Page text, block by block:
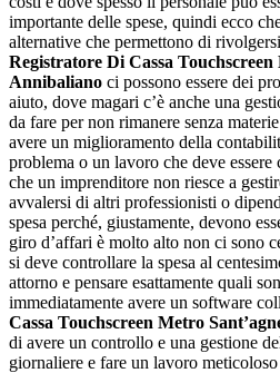
importante delle spese, quindi ecco
alternative che permettono di
Registratore Di Cassa Touchscreen
Annibaliano ci possono essere dei
aiuto, dove magari c’è anche una
da fare per non rimanere senza
avere un miglioramento della
problema o un lavoro che deve essere
che un imprenditore non riesce a
avvalersi di altri professionisti o
spesa perché, giustamente, devono
giro d’affari è molto alto non ci sono
si deve controllare la spesa al
attorno e pensare esattamente quali
immediatamente avere un software
Cassa Touchscreen Metro
di avere un controllo e una gestione
giornaliere e fare un lavoro